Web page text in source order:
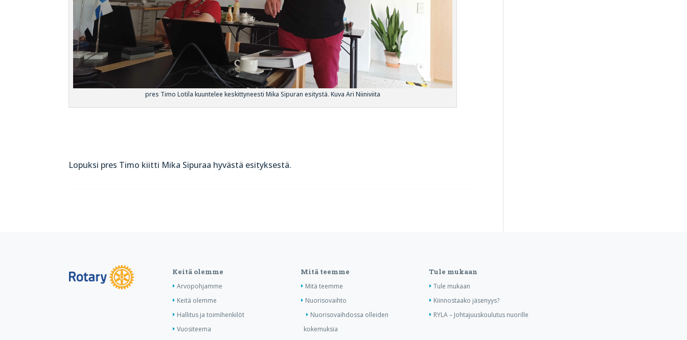
pres Timo Lotila kuuntelee keskittyneesti Mika Sipuran esitystä. Kuva Ari Niiniviita
Lopuksi pres Timo kiitti Mika Sipuraa hyvästä esityksestä.
Keitä olemme
Arvopohjamme
Keitä olemme
Hallitus ja toimihenkilöt
Vuositeema
Mitä teemme
Mitä teemme
Nuorisovaihto
Nuorisovaihdossa olleiden
kokemuksia
Tule mukaan
Tule mukaan
Kiinnostaako jäsenyys?
RYLA – Johtajuuskoulutus nuorille